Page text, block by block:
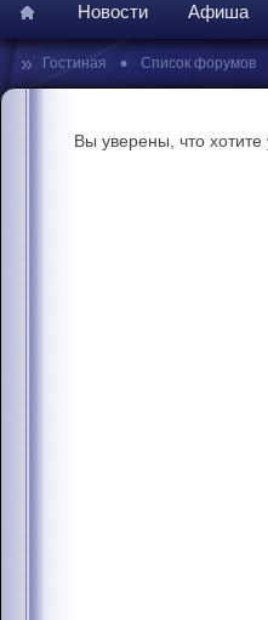
Новости Афиша
» Гостиная • Список форумов
Вы уверены, что